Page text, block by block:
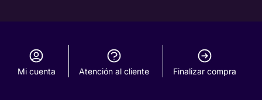
Mi cuenta Atención al cliente Finalizar compra